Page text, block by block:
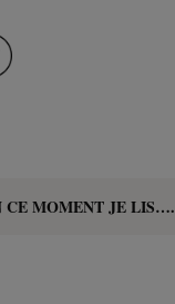
CE MOMENT JE LIS….